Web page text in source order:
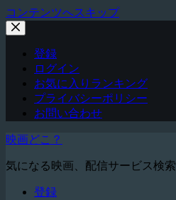
コンテンツへスキップ
登録
ログイン
お気に入りランキング
プライバシーポリシー
お問い合わせ
映画どこ？
気になる映画、配信サービス検索
登録